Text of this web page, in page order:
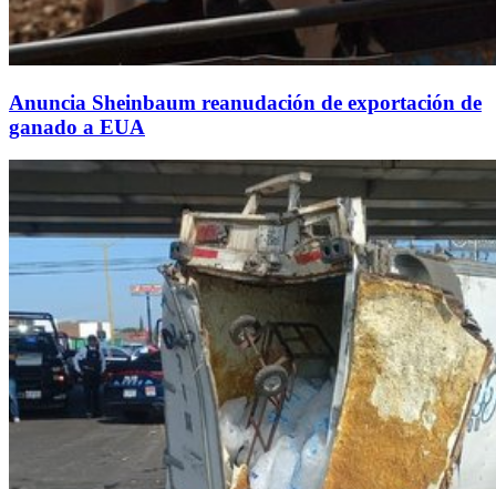
Anuncia Sheinbaum reanudación de exportación de
ganado a EUA